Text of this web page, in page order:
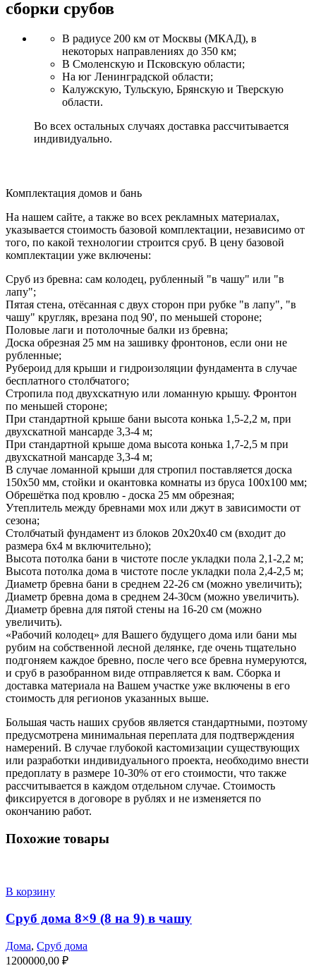
сборки срубов
В радиусе 200 км от Москвы (МКАД), в
некоторых направлениях до 350 км;
В Смоленскую и Псковскую области;
На юг Ленинградской области;
Калужскую, Тульскую, Брянскую и Тверскую
области.
Во всех остальных случаях доставка рассчитывается
индивидуально.
Комплектация домов и бань
На нашем сайте, а также во всех рекламных материалах,
указывается стоимость базовой комплектации, независимо от
того, по какой технологии строится сруб. В цену базовой
комплектации уже включены:
Сруб из бревна: сам колодец, рубленный "в чашу" или "в
лапу";
Пятая стена, отёсанная с двух сторон при рубке "в лапу", "в
чашу" кругляк, врезана под 90', по меньшей стороне;
Половые лаги и потолочные балки из бревна;
Доска обрезная 25 мм на зашивку фронтонов, если они не
рубленные;
Рубероид для крыши и гидроизоляции фундамента в случае
бесплатного столбчатого;
Стропила под двухскатную или ломанную крышу. Фронтон
по меньшей стороне;
При стандартной крыше бани высота конька 1,5-2,2 м, при
двухскатной мансарде 3,3-4 м;
При стандартной крыше дома высота конька 1,7-2,5 м при
двухскатной мансарде 3,3-4 м;
В случае ломанной крыши для стропил поставляется доска
150x50 мм, стойки и окантовка комнаты из бруса 100x100 мм;
Обрешётка под кровлю - доска 25 мм обрезная;
Утеплитель между бревнами мох или джут в зависимости от
сезона;
Столбчатый фундамент из блоков 20x20x40 см (входит до
размера 6х4 м включительно);
Высота потолка бани в чистоте после укладки пола 2,1-2,2 м;
Высота потолка дома в чистоте после укладки пола 2,4-2,5 м;
Диаметр бревна бани в среднем 22-26 см (можно увеличить);
Диаметр бревна дома в среднем 24-30см (можно увеличить).
Диаметр бревна для пятой стены на 16-20 см (можно
увеличить).
«Рабочий колодец» для Вашего будущего дома или бани мы
рубим на собственной лесной делянке, где очень тщательно
подгоняем каждое бревно, после чего все бревна нумеруются,
и сруб в разобранном виде отправляется к вам. Сборка и
доставка материала на Вашем участке уже включены в его
стоимость для регионов указанных выше.
Большая часть наших срубов является стандартными, поэтому
предусмотрена минимальная переплата для подтверждения
намерений. В случае глубокой кастомизации существующих
или разработки индивидуального проекта, необходимо внести
предоплату в размере 10-30% от его стоимости, что также
рассчитывается в каждом отдельном случае. Стоимость
фиксируется в договоре в рублях и не изменяется по
окончанию работ.
Похожие товары
В корзину
Сруб дома 8×9 (8 на 9) в чашу
Дома, Сруб дома
1200000,00 ₽